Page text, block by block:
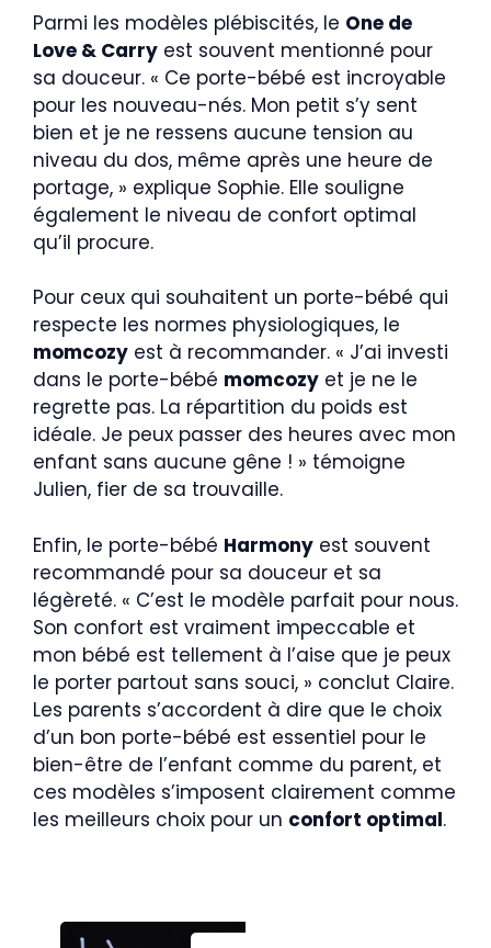
Parmi les modèles plébiscités, le One de
Love & Carry est souvent mentionné pour
sa douceur. « Ce porte-bébé est incroyable
pour les nouveau-nés. Mon petit s’y sent
bien et je ne ressens aucune tension au
niveau du dos, même après une heure de
portage, » explique Sophie. Elle souligne
également le niveau de confort optimal
qu’il procure.
Pour ceux qui souhaitent un porte-bébé qui
respecte les normes physiologiques, le
momcozy est à recommander. « J’ai investi
dans le porte-bébé momcozy et je ne le
regrette pas. La répartition du poids est
idéale. Je peux passer des heures avec mon
enfant sans aucune gêne ! » témoigne
Julien, fier de sa trouvaille.
Enfin, le porte-bébé Harmony est souvent
recommandé pour sa douceur et sa
légèreté. « C’est le modèle parfait pour nous.
Son confort est vraiment impeccable et
mon bébé est tellement à l’aise que je peux
le porter partout sans souci, » conclut Claire.
Les parents s’accordent à dire que le choix
d’un bon porte-bébé est essentiel pour le
bien-être de l’enfant comme du parent, et
ces modèles s’imposent clairement comme
les meilleurs choix pour un confort optimal.